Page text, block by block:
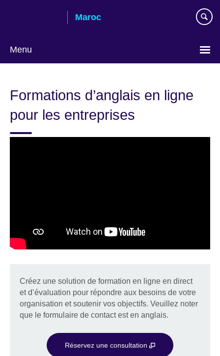
Maroc
Menu
langue
Formations d’anglais en ligne
pour les entreprises
Créez une solution de formation en ligne en direct
et d’évaluation pour répondre aux besoins de votre
organisation et soutenir vos objectifs. Veuillez noter
que le formulaire de contact est en anglais.
Réservez une consultation